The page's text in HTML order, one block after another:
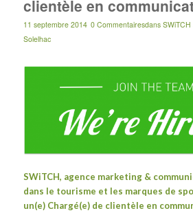
clientèle en
11 septembre 2014 0 Commentairesdans SWiTCH
Solelhac
SWiTCH, agence marketing &
dans le tourisme et les marques de
un(e) Chargé(e) de clientèle en